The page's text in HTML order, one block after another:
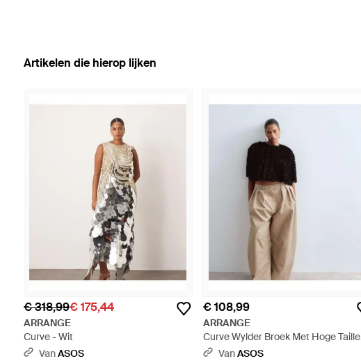
Artikelen die hierop lijken
€ 318,99€ 175,44
ARRANGE
Curve - Wit
VanASOS
€ 108,99
ARRANGE
Curve Wylder Broek Met Hoge Taille
En Wijde Pijpen - Bruin
VanASOS